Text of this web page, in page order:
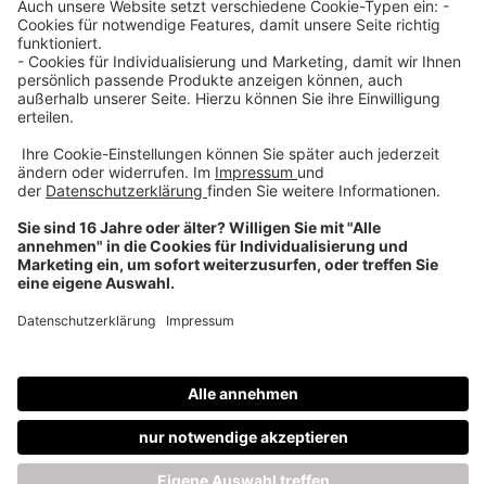
Über uns
Dehner Unternehmen
Jobs bei Dehner
Kontakt & Rechtliches
Social Media